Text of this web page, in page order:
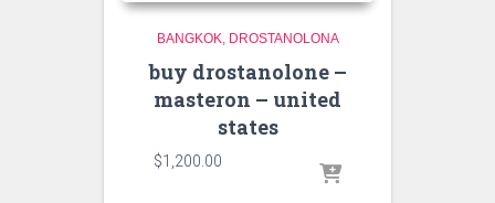
BANGKOK DROSTANOLONA
buy drostanolone –
masteron – united
states
$1,200.00